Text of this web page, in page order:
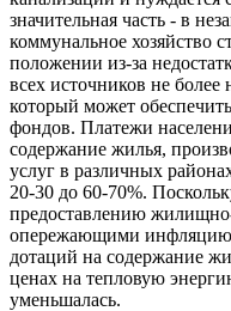
значительная часть - в
коммунальное хозяйство
положении из-за
всех источников не более
который может
фондов. Платежи
содержание жилья,
услуг в различных
20-30 до 60-70%.
предоставлению
опережающими
дотаций на содержание
ценах на тепловую
уменьшалась.